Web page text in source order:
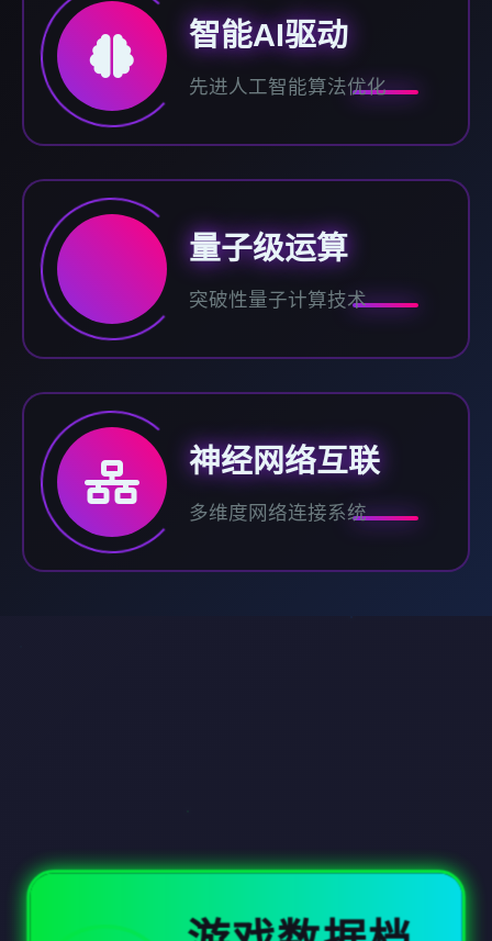
智能AI驱动
先进人工智能算法优化
量子级运算
突破性量子计算技术
神经网络互联
多维度网络连接系统
核心玩法信息解析